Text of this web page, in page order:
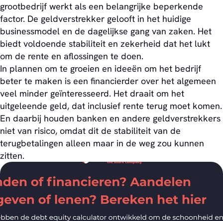
grootbedrijf werkt als een belangrijke beperkende
factor. De geldverstrekker gelooft in het huidige
businessmodel en de dagelijkse gang van zaken. Het
biedt voldoende stabiliteit en zekerheid dat het lukt
om de rente en aflossingen te doen.
In plannen om te groeien en ideeën om het bedrijf
beter te maken is een financierder over het algemeen
veel minder geïnteresseerd. Het draait om het
uitgeleende geld, dat inclusief rente terug moet komen.
En daarbij houden banken en andere geldverstrekkers
niet van risico, omdat dit de stabiliteit van de
terugbetalingen alleen maar in de weg zou kunnen
zitten.